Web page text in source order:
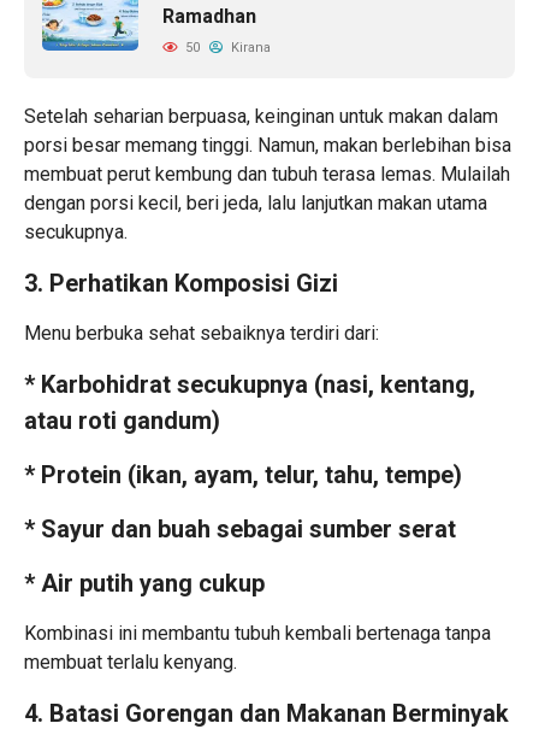
Ramadhan
50 Kirana
Setelah seharian berpuasa, keinginan untuk makan dalam
porsi besar memang tinggi. Namun, makan berlebihan bisa
membuat perut kembung dan tubuh terasa lemas. Mulailah
dengan porsi kecil, beri jeda, lalu lanjutkan makan utama
secukupnya.
3. Perhatikan Komposisi Gizi
Menu berbuka sehat sebaiknya terdiri dari:
* Karbohidrat secukupnya (nasi, kentang,
atau roti gandum)
* Protein (ikan, ayam, telur, tahu, tempe)
* Sayur dan buah sebagai sumber serat
* Air putih yang cukup
Kombinasi ini membantu tubuh kembali bertenaga tanpa
membuat terlalu kenyang.
4. Batasi Gorengan dan Makanan Berminyak